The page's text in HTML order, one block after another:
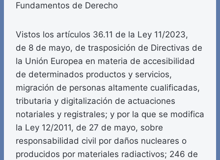
Fundamentos de Derecho
Vistos los artículos 36.11 de la Ley 11/2023,
de 8 de mayo, de trasposición de Directivas de
la Unión Europea en materia de accesibilidad
de determinados productos y servicios,
migración de personas altamente cualificadas,
tributaria y digitalización de actuaciones
notariales y registrales; y por la que se modifica
la Ley 12/2011, de 27 de mayo, sobre
responsabilidad civil por daños nucleares o
producidos por materiales radiactivos; 246 de